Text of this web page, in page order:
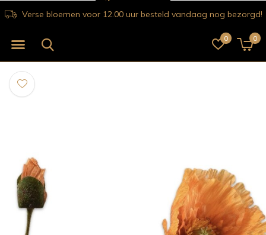
0 0
Verse bloemen voor 12.00 uur besteld vandaag nog bezorgd!